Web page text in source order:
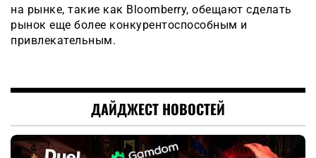
на рынке, такие как Bloomberry, обещают сделать
рынок еще более конкурентоспособным и
привлекательным.
ДАЙДЖЕСТ НОВОСТЕЙ